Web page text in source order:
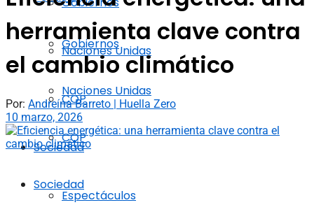
Naciones Unidas
COP
Sociedad
Espectáculos
Gobiernos
Naciones Unidas
COP
Sociedad
herramienta clave contra
el cambio climático
Por: Andreína Barreto | Huella Zero
10 marzo, 2026